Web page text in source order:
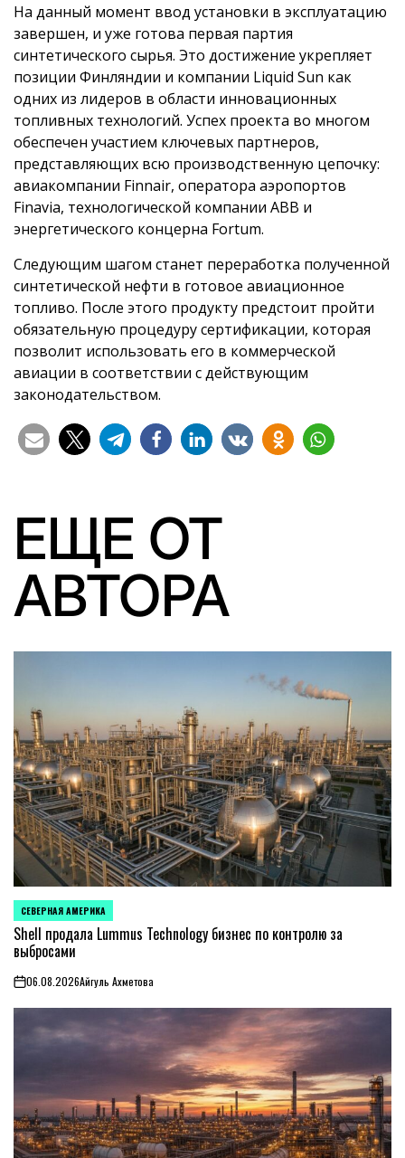
На данный момент ввод установки в эксплуатацию
завершен, и уже готова первая партия
синтетического сырья. Это достижение укрепляет
позиции Финляндии и компании Liquid Sun как
одних из лидеров в области инновационных
топливных технологий. Успех проекта во многом
обеспечен участием ключевых партнеров,
представляющих всю производственную цепочку:
авиакомпании Finnair, оператора аэропортов
Finavia, технологической компании ABB и
энергетического концерна Fortum.
Следующим шагом станет переработка полученной
синтетической нефти в готовое авиационное
топливо. После этого продукту предстоит пройти
обязательную процедуру сертификации, которая
позволит использовать его в коммерческой
авиации в соответствии с действующим
законодательством.
ЕЩЕ ОТ
АВТОРА
ОПУБЛИКОВАНО
В
СЕВЕРНАЯ АМЕРИКА
Shell продала Lummus Technology бизнес по контролю за
выбросами
on06.08.2026Айгуль Ахметова